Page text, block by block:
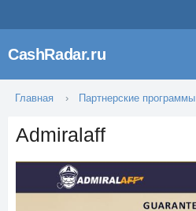
CashRadar.ru
Главная Партнерские программы
Admiralaff